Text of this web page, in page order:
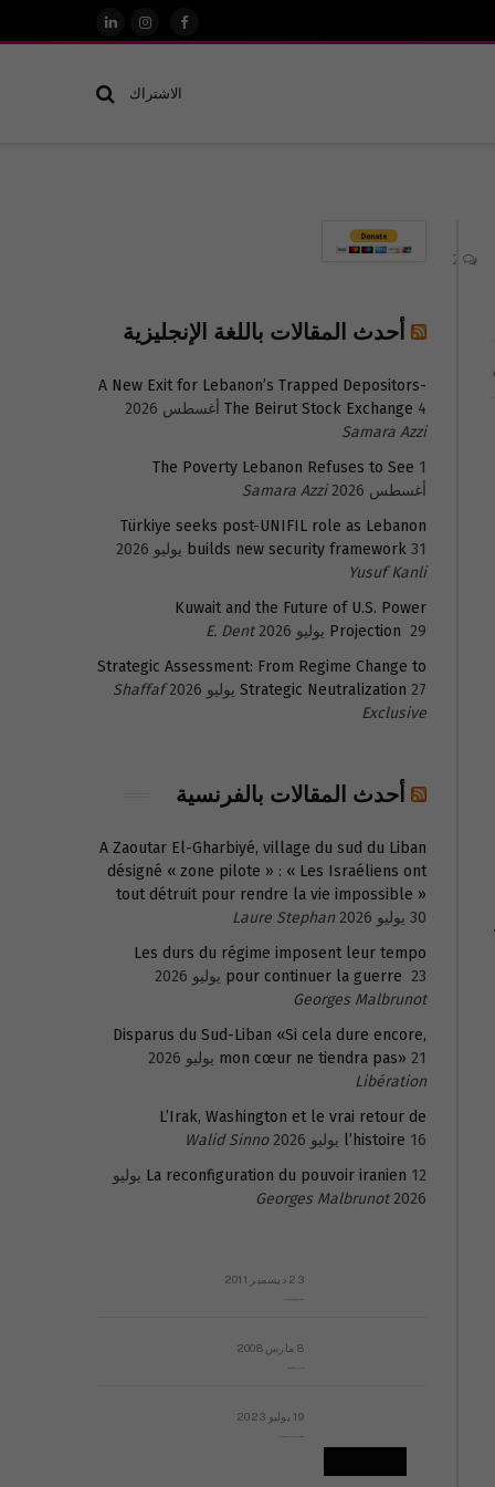
فيسبوكالانستغرام
لينكدإن
الاشتراك
أحدث المقالات باللغة الإنجليزية
A New Exit for Lebanon’s Trapped Depositors-
The Beirut Stock Exchange 4 أغسطس 2026
Samara Azzi
The Poverty Lebanon Refuses to See 1
أغسطس 2026
Samara Azzi
Türkiye seeks post-UNIFIL role as Lebanon
builds new security framework 31 يوليو 2026
Yusuf Kanli
Kuwait and the Future of U.S. Power
Projection 29 يوليو 2026
E. Dent
Strategic Assessment: From Regime Change to
Strategic Neutralization 27 يوليو 2026
Shaffaf
Exclusive
أحدث المقالات بالفرنسية
A Zaoutar El-Gharbiyé, village du sud du Liban
désigné « zone pilote » : « Les Israéliens ont
tout détruit pour rendre la vie impossible »
30 يوليو 2026
Laure Stephan
Les durs du régime imposent leur tempo
pour continuer la guerre 23 يوليو 2026
Georges Malbrunot
Disparus du Sud-Liban «Si cela dure encore,
mon cœur ne tiendra pas» 21 يوليو 2026
Libération
L’Irak, Washington et le vrai retour de
l’histoire 16 يوليو 2026
Walid Sinno
La reconfiguration du pouvoir iranien 12 يوليو
2026
Georges Malbrunot
23 ديسمبر 2011
8 مارس 2008
19 يوليو 2023